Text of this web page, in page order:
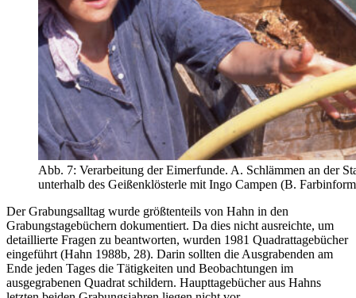
Abb. 7: Verarbeitung der Eimerfunde. A. Schlämmen an der
unterhalb des Geißenklösterle mit Ingo Campen (B.
Der Grabungsalltag wurde größtenteils von Hahn in den
Grabungstagebüchern dokumentiert. Da dies nicht ausreichte, um
detaillierte Fragen zu beantworten, wurden 1981 Quadrattagebücher
eingeführt (Hahn 1988b, 28). Darin sollten die Ausgrabenden am
Ende jeden Tages die Tätigkeiten und Beobachtungen im
ausgegrabenen Quadrat schildern. Haupttagebücher aus Hahns